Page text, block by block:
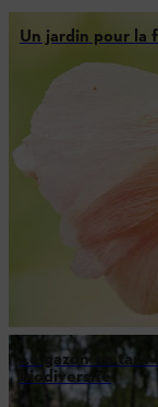
Un jardin pour la
Le gazon en tant
biodiversité